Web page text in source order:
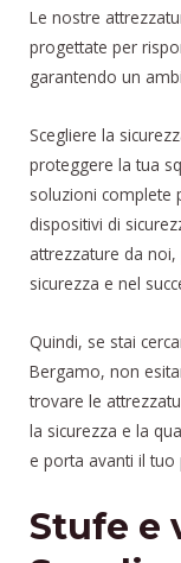
Le nostre
progettate per
garantendo un
Scegliere la
proteggere la tua
soluzioni complete
dispositivi di
attrezzature da
sicurezza e nel
Quindi, se stai
Bergamo, non
trovare le
la sicurezza e la
e porta avanti il
Stufe e